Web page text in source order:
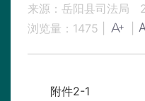
来源：岳阳县司法局
浏览量： 1475
附件2-1